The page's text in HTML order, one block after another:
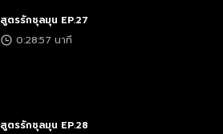
สูตรรักชุลมุน EP.27
0:28:57 นาที
สูตรรักชุลมุน EP.28